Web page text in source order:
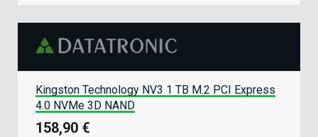
Kingston Technology NV3 1 TB M.2 PCI Express
4.0 NVMe 3D NAND
158,90 €